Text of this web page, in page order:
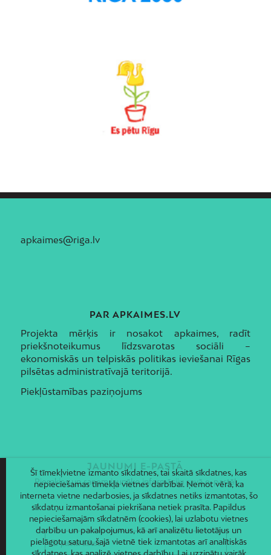
apkaimes@riga.lv
PAR APKAIMES.LV
Projekta mērķis ir nosakot apkaimes, radīt
priekšnoteikumus līdzsvarotas sociāli –
ekonomiskās un telpiskās politikas ieviešanai Rīgas
pilsētas administratīvajā teritorijā.
Piekļūstamības paziņojums
JAUNUMI E-PASTĀ
Piesakies un saņem jaunāko informāciju savā e-pastā!
Šī tīmekļvietne izmanto sīkdatnes, tai skaitā sīkdatnes, kas
nepieciešamas tīmekļa vietnes darbībai. Ņemot vērā, ka
interneta vietne nedarbosies, ja sīkdatnes netiks izmantotas, šo
sīkdatņu izmantošanai piekrišana netiek prasīta. Papildus
nepieciešamajām sīkdatnēm (cookies), lai uzlabotu vietnes
darbību un pakalpojumus, kā arī analizētu lietotājus un
pielāgotu saturu, šajā vietnē tiek izmantotas arī analītiskās